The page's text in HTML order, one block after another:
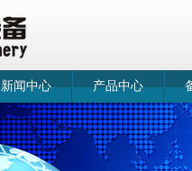
新闻中心 产品中心